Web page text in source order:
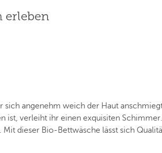
erleben
angenehm weich der Haut
verleiht ihr einen exquisiten
dieser Bio-Bettwäsche lässt sich